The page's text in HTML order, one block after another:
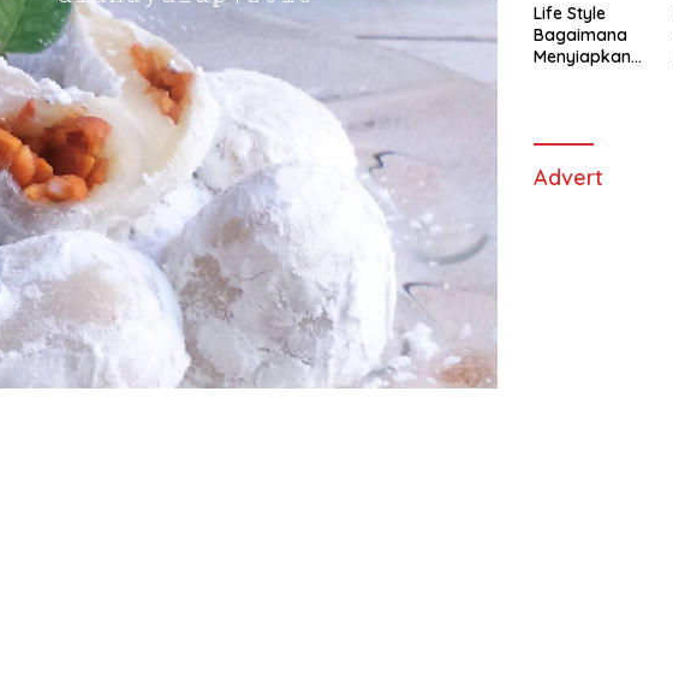
Life Style
Bagaimana
Menyiapkan
Selera
Advert